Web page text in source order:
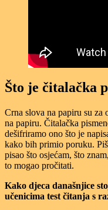
Što je čitalačka
Crna slova na papiru su za
na papiru. Čitalačka
dešifriramo ono što je
kako bih primio poruku.
pisao što osjećam, što
to mogao pročitati.
Kako djeca današnjice
učenicima test čitanja s